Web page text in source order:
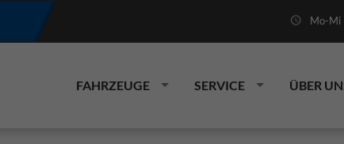
Mo-Mi
FAHRZEUGE SERVICE ÜBER